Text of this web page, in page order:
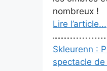
nombreux !
Lire l’article...
Skleurenn :
spectacle de